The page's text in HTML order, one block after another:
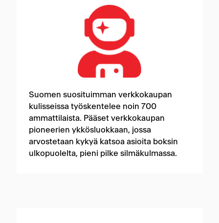
Suomen suosituimman verkkokaupan
kulisseissa työskentelee noin 700
ammattilaista. Pääset verkkokaupan
pioneerien ykkösluokkaan, jossa
arvostetaan kykyä katsoa asioita boksin
ulkopuolelta, pieni pilke silmäkulmassa.